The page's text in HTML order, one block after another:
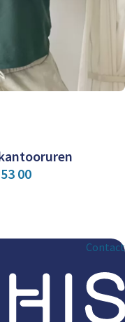
00
Contact